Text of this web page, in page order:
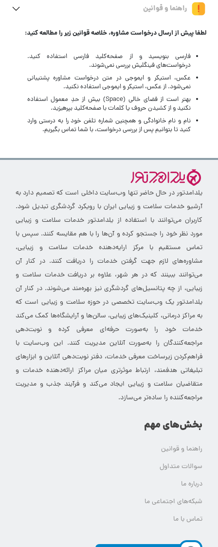
راهنما و قوانین
لطفا پیش از ارسال درخواست مشاوره، خلاصه قوانین زیر را مطالعه کنید:
فارسی بنویسید و از صفحه‌کلید فارسی استفاده کنید.
درخواست‌های فینگلیش بررسی نمی‌شوند.
عکس، استیکر و ایموجی در متن درخواست مشاوره پشتیبانی
نمی‌شود. از عکس، استیکر و ایموجی استفاده نکنید.
بهتر است از فضای خالی (Space) بیش‌ از‌ حدِ معمول استفاده
نکنید و از کشیدن حروف یا کلمات با صفحه‌کلید بپرهیزید.
نام و نام خانوادگی و همچنین شماره تلفن خود را به درستی وارد
کنید تا بتوانیم پس از بررسی درخواست، با شما تماس بگیریم.
یلدامدتور در حال حاضر تنها وب‌سایت داخلی است که تصمیم دارد به
آرشیو خدمات سلامت و زیبایی ایران با رویکرد گردشگری تبدیل شود.
کاربران می‌توانند با استفاده از یلدامدتور خدمات سلامت و زیبایی
مورد نظر خود را جستجو کرده و آن‌ها را با هم مقایسه کنند. سپس با
تماس مستقیم با مرکز ارایه‌دهنده خدمات سلامت و زیبایی،
مشاوره‌های لازم جهت گرفتن خدمات را دریافت کنند. در کنار آن
می‌توانند ببینند که در هر شهر، علاوه بر دریافت خدمات سلامت و
زیبایی، از چه پتانسیل‌های گردشگری نیز بهره‌مند می‌شوند. در کنار آن
یلدامدتور یک وب‌سایت تخصصی در حوزه سلامت و زیبایی است که
به مراکز درمانی، کلینیک‌های زیبایی، سالن‌ها و آرایشگاه‌ها کمک می‌کند
خدمات خود را به‌صورت حرفه‌ای معرفی کرده و نوبت‌دهی
مراجعه‌کنندگان را به‌صورت آنلاین مدیریت کنند. این وب‌سایت با
فراهم‌کردن زیرساخت معرفی خدمات، دفتر نوبت‌دهی آنلاین و ابزارهای
تبلیغاتی هدفمند، ارتباط موثرتری میان مراکز ارائه‌دهنده خدمات و
متقاضیان سلامت و زیبایی ایجاد می‌کند و فرآیند جذب و مدیریت
مراجعه‌کننده را ساده‌تر می‌سازد.
بخش‌های مهم
راهنما و قوانین
سوالات متداول
درباره ما
شبکه‌های اجتماعی ما
تماس با ما